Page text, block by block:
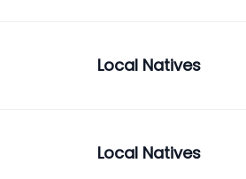
Local Natives
Local Natives